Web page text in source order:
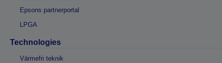
Epsons partnerportal
LPGA
Technologies
Värmefri teknik